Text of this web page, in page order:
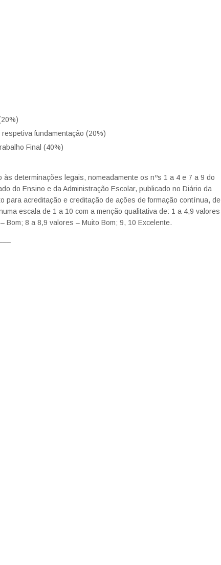
fundamentação (20%)
Final (40%)
determinações legais, nomeadamente os nºs 1 a 4 e 7 a 9 do
do Ensino e da Administração Escolar, publicado no Diário da
para acreditação e creditação de ações de formação contínua, de
escala de 1 a 10 com a menção qualitativa de: 1 a 4,9 valores
8 a 8,9 valores – Muito Bom; 9, 10 Excelente.